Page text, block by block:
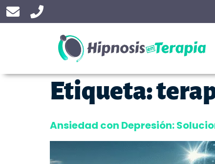
Etiqueta:
Ansiedad con Depresión: